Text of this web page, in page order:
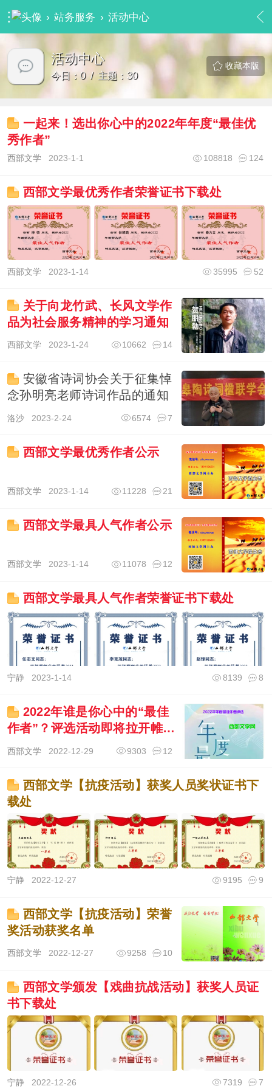
› 站务服务 › 活动中心
活动中心
今日：0 / 主题：30
收藏本版
一起来！选出你心中的2022年年度“最佳优
秀作者”
西部文学 2023-1-1 124
108818
西部文学最优秀作者荣誉证书下载处
西部文学 2023-1-14 52
35995
关于向龙竹武、长风文学作
品为社会服务精神的学习通知
西部文学 2023-1-24 14
10662
安徽省诗词协会关于征集悼
念孙明亮老师诗词作品的通知
洛沙2023-2-24 7
6574
西部文学最优秀作者公示
西部文学 2023-1-14 21
11228
西部文学最具人气作者公示
西部文学 2023-1-14 12
11078
西部文学最具人气作者荣誉证书下载处
宁静2023-1-14 8
8139
2022年谁是你心中的“最佳
作者”？评选活动即将拉开帷
幕！
西部文学 2022-12-29 12
9303
西部文学【抗疫活动】获奖人员奖状证书下
载处
宁静2022-12-27 9
9195
西部文学【抗疫活动】荣誉
奖活动获奖名单
西部文学 2022-12-27 10
9258
西部文学颁发【戏曲抗战活动】获奖人员证
书下载处
宁静2022-12-26 7
7319